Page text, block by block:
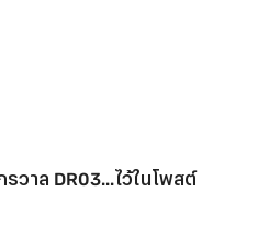
วาล DR03...ไว้ในโพสต์